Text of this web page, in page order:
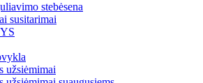
stebėsena
susitarimai
užsiėmimai